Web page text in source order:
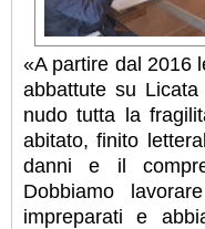
«A partire dal 2016
abbattute su
nudo tutta la
abitato, finito
danni e il
Dobbiamo
impreparati e